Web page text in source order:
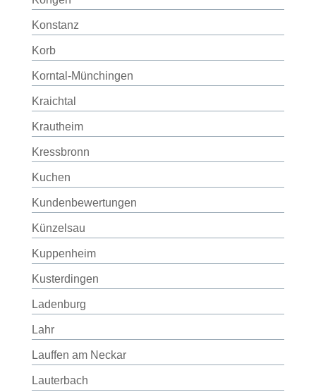
Konstanz
Korb
Korntal-Münchingen
Kraichtal
Krautheim
Kressbronn
Kuchen
Kundenbewertungen
Künzelsau
Kuppenheim
Kusterdingen
Ladenburg
Lahr
Lauffen am Neckar
Lauterbach